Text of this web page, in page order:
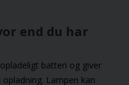
end du har
batteri og giver
Lampen kan